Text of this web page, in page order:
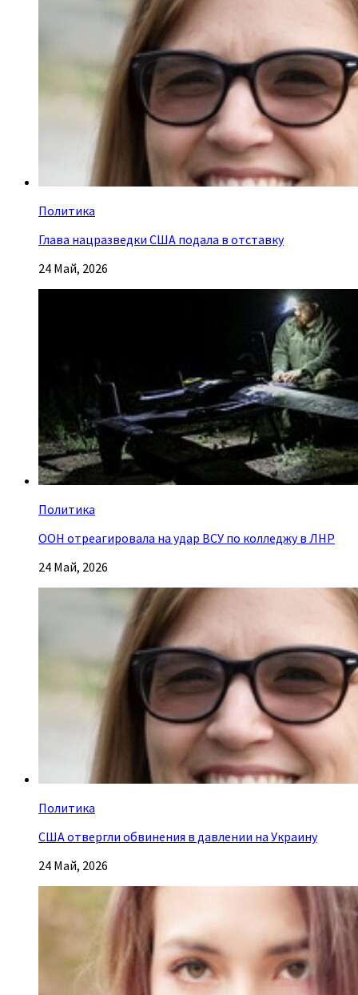
Политика
Глава нацразведки США подала в отставку
24 Май, 2026
Политика
ООН отреагировала на удар ВСУ по колледжу в ЛНР
24 Май, 2026
Политика
США отвергли обвинения в давлении на Украину
24 Май, 2026